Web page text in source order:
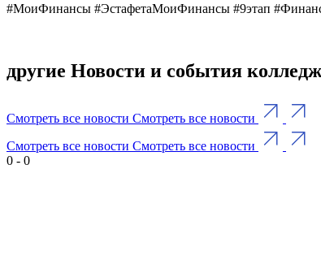
#МоиФинансы #ЭстафетаМоиФинансы #9этап
другие Новости и события
Смотреть все новости Смотреть все новости
Смотреть все новости Смотреть все новости
0 - 0